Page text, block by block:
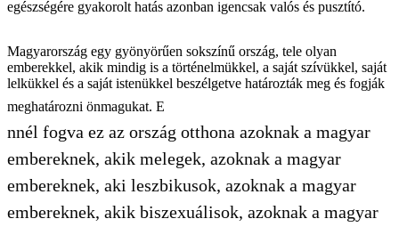
egészségére gyakorolt hatás azonban igencsak valós és pusztító.
Magyarország egy gyönyörűen sokszínű ország, tele olyan
emberekkel, akik mindig is a történelmükkel, a saját szívükkel, saját
lelkükkel és a saját istenükkel beszélgetve határozták meg és fogják
meghatározni önmagukat. E
nnél fogva ez az ország otthona azoknak a magyar
embereknek, akik melegek, azoknak a magyar
embereknek, aki leszbikusok, azoknak a magyar
embereknek, akik biszexuálisok, azoknak a magyar